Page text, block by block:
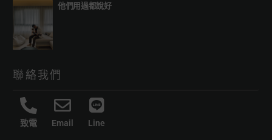
他們用過都說好
聯絡我們
致電 Email Line